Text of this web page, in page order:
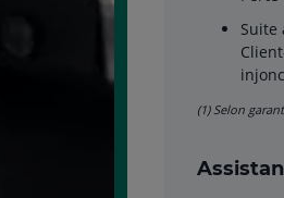
Suite
(1) Selon